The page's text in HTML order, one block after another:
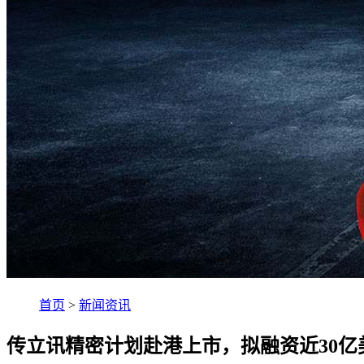
首页 > 新闻资讯
传立讯精密计划赴港上市，拟融资近30亿